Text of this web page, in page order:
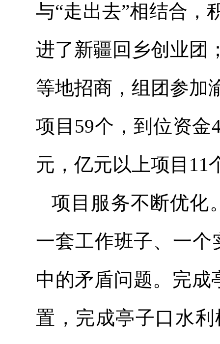
与“走出去”相结合，
进了新疆回乡创业团
等地招商，组团参加
项目59个，到位资金
元，亿元以上项目11
项目服务不断优化
一套工作班子、一个
中的矛盾问题。完成
置，完成亭子口水